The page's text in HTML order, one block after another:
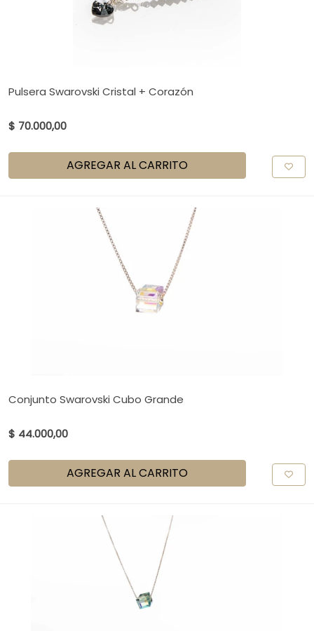
Pulsera Swarovski Cristal + Corazón
$ 70.000,00
AGREGAR AL CARRITO
Conjunto Swarovski Cubo Grande
$ 44.000,00
AGREGAR AL CARRITO